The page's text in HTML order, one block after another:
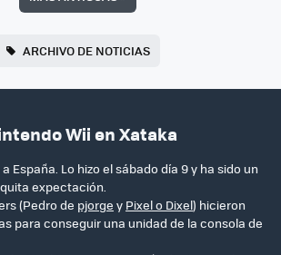
ARCHIVO DE NOTICIAS
Wii en Xataka
España. Lo hizo el sábado día 9 y ha sido un
expectación.
(Pedro de pjorge y Pixel o Dixel) hicieron
para conseguir una unidad de la consola de